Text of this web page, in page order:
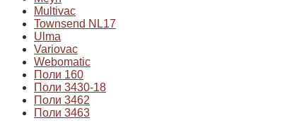
Multivac
Townsend NL17
Ulma
Variovac
Webomatic
Поли 160
Поли 3430-18
Поли 3462
Поли 3463